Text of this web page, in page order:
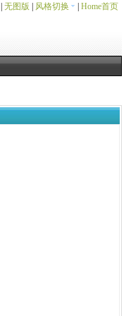
无图版 风格切换 Home首页